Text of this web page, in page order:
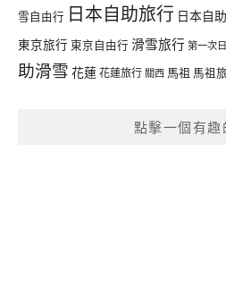
雪自由行 日本自助旅行 日本自
東京旅行 東京自由行 滑雪旅行 第一次
助滑雪 花蓮花蓮旅行 關西 馬祖 馬祖
點擊一個有趣